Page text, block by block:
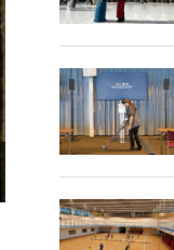
Phineas Gage